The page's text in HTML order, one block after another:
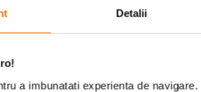
Detalii
a imbunatati experienta de
Lexar Card de Memorie
SDXC Professional UHS-II BL
PRP: 729